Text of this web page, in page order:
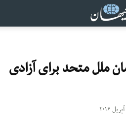
ملل متحد برای آزادی